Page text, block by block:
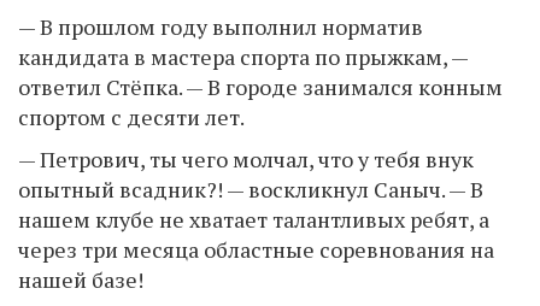
— В прошлом году выполнил норматив
кандидата в мастера спорта по прыжкам, —
ответил Стёпка. — В городе занимался конным
спортом с десяти лет.
— Петрович, ты чего молчал, что у тебя внук
опытный всадник?! — воскликнул Саныч. — В
нашем клубе не хватает талантливых ребят, а
через три месяца областные соревнования на
нашей базе!